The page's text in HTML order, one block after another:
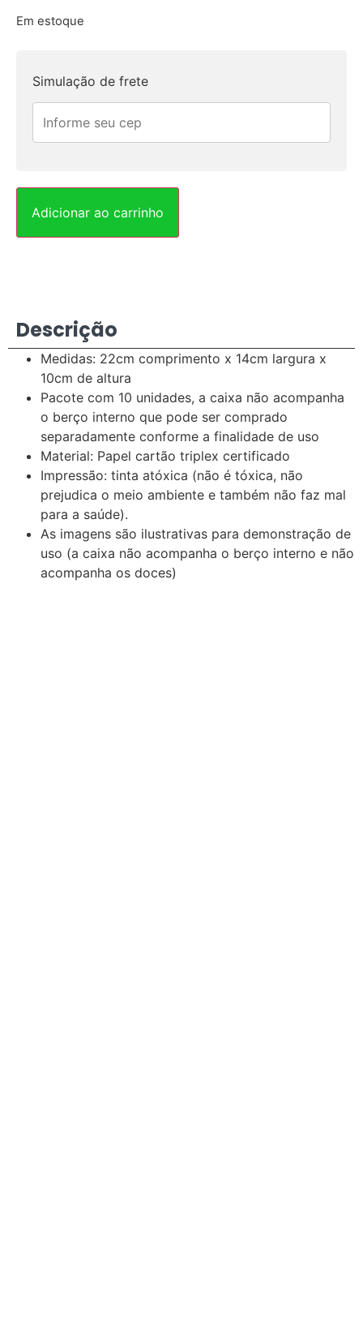
Em estoque
Simulação de frete
Adicionar ao carrinho
Descrição
Medidas: 22cm comprimento x 14cm largura x
10cm de altura
Pacote com 10 unidades, a caixa não acompanha
o berço interno que pode ser comprado
separadamente conforme a finalidade de uso
Material: Papel cartão triplex certificado
Impressão: tinta atóxica (não é tóxica, não
prejudica o meio ambiente e também não faz mal
para a saúde).
As imagens são ilustrativas para demonstração de
uso (a caixa não acompanha o berço interno e não
acompanha os doces)